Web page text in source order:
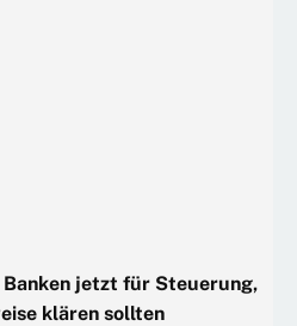
Banken jetzt für Steuerung,
klären sollten